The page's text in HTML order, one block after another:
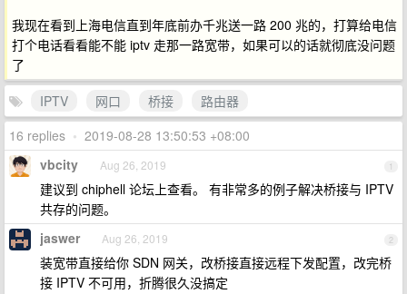
我现在看到上海电信直到年底前办千兆送一路 200 兆的，打算给电信
打个电话看看能不能 iptv 走那一路宽带，如果可以的话就彻底没问题
了
IPTV
网口 桥接
路由器
16 replies • 2019-08-28 13:50:53 +08:00
1
vbcity Aug 26, 2019
建议到 chiphell 论坛上查看。 有非常多的例子解决桥接与 IPTV
共存的问题。
2
jaswer Aug 26, 2019
装宽带直接给你 SDN 网关，改桥接直接远程下发配置，改完桥
接 IPTV 不可用，折腾很久没搞定